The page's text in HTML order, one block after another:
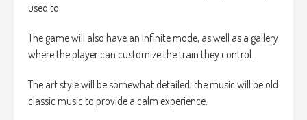
used to.
The game will also have an Infinite mode, as well as a gallery
where the player can customize the train they control.
The art style will be somewhat detailed, the music will be old
classic music to provide a calm experience.